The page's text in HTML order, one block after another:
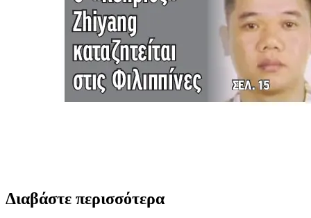
Διαβάστε περισσότερα